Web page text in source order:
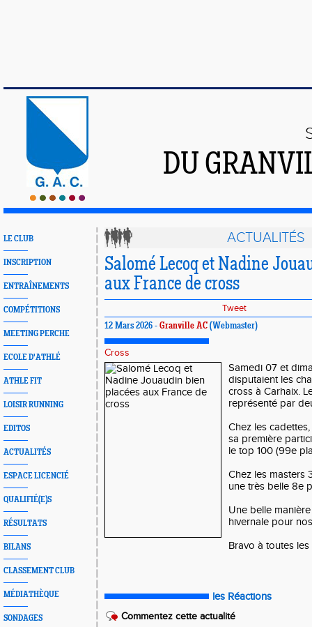
DU
LE CLUB
INSCRIPTION
ENTRAÎNEMENTS
COMPÉTITIONS
MEETING PERCHE
ECOLE D'ATHLÉ
ATHLE FIT
LOISIR RUNNING
EDITOS
ACTUALITÉS
ESPACE LICENCIÉ
QUALIFIÉ(E)S
RÉSULTATS
BILANS
CLASSEMENT CLUB
MÉDIATHÈQUE
SONDAGES
ACTUALITÉS
Salomé Lecoq et Nadine
aux France de cross
Tweet
12 Mars 2026 - Granville AC (Webmaster)
Cross
Samedi 07 et
disputaient les
cross à Carhaix.
représenté par
Chez les
sa première
le top 100 (99e
Chez les masters
une très belle 8e
Une belle
hivernale pour
Bravo à toutes les
les Réactions
Commentez cette actualité